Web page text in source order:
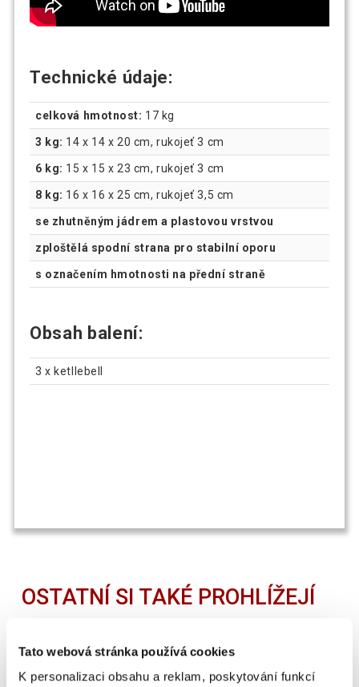
Tato webová stránka používá cookies
K personalizaci obsahu a reklam, poskytování funkcí
Technické údaje:
celková hmotnost: 17 kg
3 kg: 14 x 14 x 20 cm, rukojeť 3 cm
6 kg: 15 x 15 x 23 cm, rukojeť 3 cm
8 kg: 16 x 16 x 25 cm, rukojeť 3,5 cm
se zhutněným jádrem a plastovou vrstvou
zploštělá spodní strana pro stabilní oporu
s označením hmotnosti na přední straně
Obsah balení:
3 x ketllebell
OSTATNÍ SI TAKÉ PROHLÍŽEJÍ